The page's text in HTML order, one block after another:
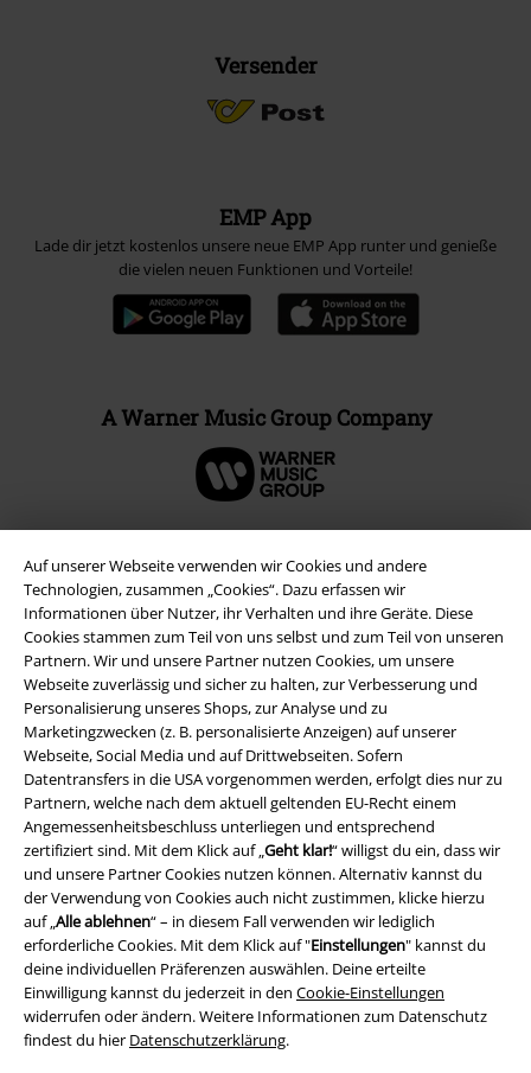
Auf unserer Webseite verwenden wir Cookies und andere
Technologien, zusammen „Cookies“. Dazu erfassen wir
Informationen über Nutzer, ihr Verhalten und ihre Geräte. Diese
Cookies stammen zum Teil von uns selbst und zum Teil von unseren
Partnern. Wir und unsere Partner nutzen Cookies, um unsere
Webseite zuverlässig und sicher zu halten, zur Verbesserung und
Personalisierung unseres Shops, zur Analyse und zu
Marketingzwecken (z. B. personalisierte Anzeigen) auf unserer
Webseite, Social Media und auf Drittwebseiten. Sofern
Datentransfers in die USA vorgenommen werden, erfolgt dies nur zu
Partnern, welche nach dem aktuell geltenden EU-Recht einem
Angemessenheitsbeschluss unterliegen und entsprechend
zertifiziert sind. Mit dem Klick auf „Geht klar!“ willigst du ein, dass wir
und unsere Partner Cookies nutzen können. Alternativ kannst du
der Verwendung von Cookies auch nicht zustimmen, klicke hierzu
auf „Alle ablehnen“ – in diesem Fall verwenden wir lediglich
erforderliche Cookies. Mit dem Klick auf "Einstellungen" kannst du
deine individuellen Präferenzen auswählen. Deine erteilte
Einwilligung kannst du jederzeit in den Cookie-Einstellungen
widerrufen oder ändern. Weitere Informationen zum Datenschutz
findest du hier Datenschutzerklärung.
Versender
EMP App
Lade dir jetzt kostenlos unsere neue EMP App runter und genieße
die vielen neuen Funktionen und Vorteile!
A Warner Music Group Company
Rechtliches
AGB
Impressum
Datenschutz
Entsorgung und Umweltschutz
Konformitätserklärung